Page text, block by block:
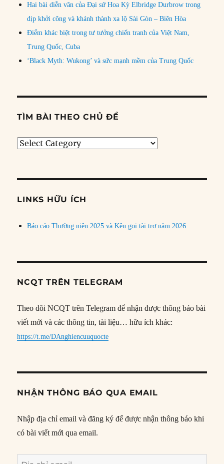
Hai bài diễn văn của Đại sứ Hoa Kỳ Elbridge Durbrow trong
dịp khởi công và khánh thành xa lộ Sài Gòn – Biên Hòa
Điểm khác biệt trong tư tưởng chiến tranh của Việt Nam,
Trung Quốc, Cuba
‘Black Myth: Wukong’ và sức mạnh mềm của Trung Quốc
TÌM BÀI THEO CHỦ ĐỀ
Tìm
đề
LINKS HỮU ÍCH
Báo cáo Thường niên 2025 và Kêu gọi tài trợ năm 2026
NCQT TRÊN TELEGRAM
Theo dõi NCQT trên Telegram để nhận được thông báo bài
viết mới và các thông tin, tài liệu… hữu ích khác:
https://t.me/DAnghiencuuquocte
NHẬN THÔNG BÁO QUA EMAIL
Nhập địa chỉ email và đăng ký để được nhận thông báo khi
có bài viết mới qua email.
Địa